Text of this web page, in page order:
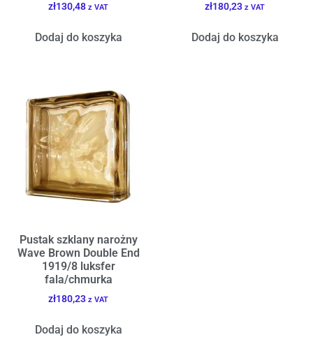
zł130,48 z VAT
Dodaj do koszyka
zł180,23 z VAT
Dodaj do koszyka
Pustak szklany narożny
Wave Brown Double End
1919/8 luksfer
fala/chmurka
zł180,23 z VAT
Dodaj do koszyka